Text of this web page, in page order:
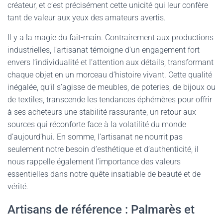
créateur, et c’est précisément cette unicité qui leur confère
tant de valeur aux yeux des amateurs avertis.
Il y a la magie du fait-main. Contrairement aux productions
industrielles, l’artisanat témoigne d’un engagement fort
envers l’individualité et l’attention aux détails, transformant
chaque objet en un morceau d’histoire vivant. Cette qualité
inégalée, qu’il s’agisse de meubles, de poteries, de bijoux ou
de textiles, transcende les tendances éphémères pour offrir
à ses acheteurs une stabilité rassurante, un retour aux
sources qui réconforte face à la volatilité du monde
d’aujourd’hui. En somme, l’artisanat ne nourrit pas
seulement notre besoin d’esthétique et d’authenticité, il
nous rappelle également l’importance des valeurs
essentielles dans notre quête insatiable de beauté et de
vérité.
Artisans de référence : Palmarès et